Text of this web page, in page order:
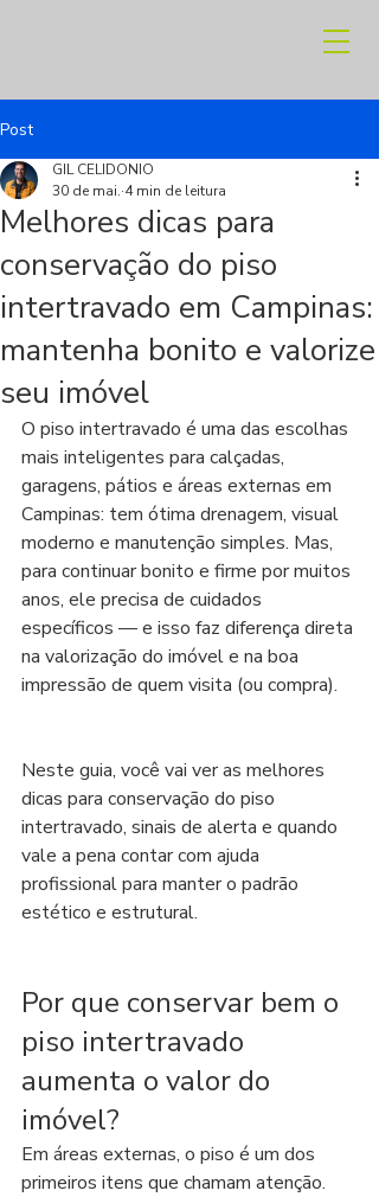
Post
Melhores dicas para
conservação do piso
intertravado em Campinas:
mantenha bonito e valorize
seu imóvel
GIL CELIDONIO
30 de mai. 4 min de leitura
O piso intertravado é uma das escolhas
mais inteligentes para calçadas,
garagens, pátios e áreas externas em
Campinas: tem ótima drenagem, visual
moderno e manutenção simples. Mas,
para continuar bonito e firme por muitos
anos, ele precisa de cuidados
específicos — e isso faz diferença direta
na valorização do imóvel e na boa
impressão de quem visita (ou compra).
Neste guia, você vai ver as melhores
dicas para conservação do piso
intertravado, sinais de alerta e quando
vale a pena contar com ajuda
profissional para manter o padrão
estético e estrutural.
Por que conservar bem o
piso intertravado
aumenta o valor do
imóvel?
Em áreas externas, o piso é um dos
primeiros itens que chamam atenção.